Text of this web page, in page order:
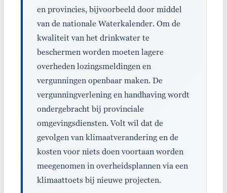
en provincies, bijvoorbeeld door middel
van de nationale Waterkalender. Om de
kwaliteit van het drinkwater te
beschermen worden moeten lagere
overheden lozingsmeldingen en
vergunningen openbaar maken. De
vergunningverlening en handhaving wordt
ondergebracht bij provinciale
omgevingsdiensten. Volt wil dat de
gevolgen van klimaatverandering en de
kosten voor niets doen voortaan worden
meegenomen in overheidsplannen via een
klimaattoets bij nieuwe projecten.